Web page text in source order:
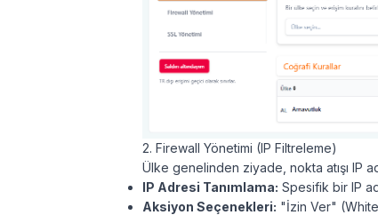
2. Firewall Yönetimi (IP Filtreleme)
Ülke genelinden ziyade, nokta atışı IP
IP Adresi Tanımlama: Spesifik bir IP
Aksiyon Seçenekleri: "İzin Ver"